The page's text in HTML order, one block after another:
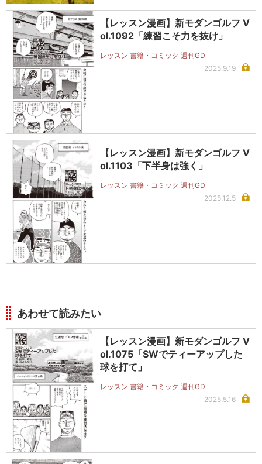
【レッスン漫画】新モダンゴルフ V
ol.1092「練習こそ力を抜け」
レッスン 書籍・コミック 週刊GD
2025.9.19
【レッスン漫画】新モダンゴルフ V
ol.1103「下半身は強く」
レッスン 書籍・コミック 週刊GD
2025.12.5
あわせて読みたい
【レッスン漫画】新モダンゴルフ V
ol.1075「SWでティーアップした
球を打て」
レッスン 書籍・コミック 週刊GD
2025.5.16